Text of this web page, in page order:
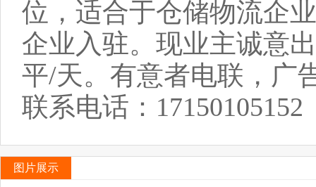
位，适合于仓储物流企
企业入驻。现业主诚意
平/天。有意者电联，广
联系电话：
图片展示